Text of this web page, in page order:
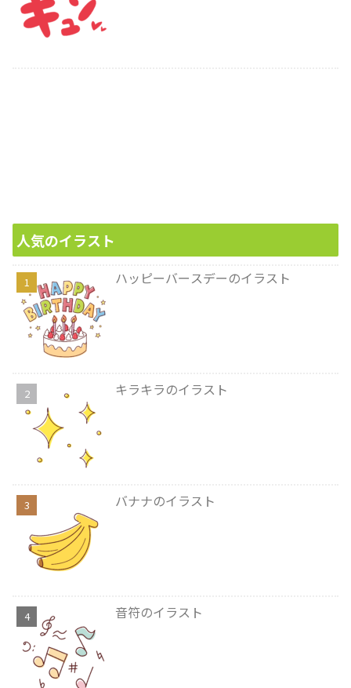
人気のイラスト
ハッピーバースデーのイラスト
キラキラのイラスト
バナナのイラスト
音符のイラスト